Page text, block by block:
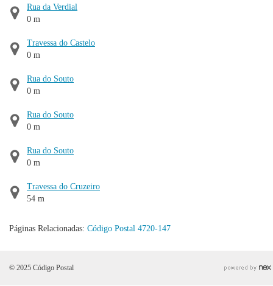
Rua da Verdial
0 m
Travessa do Castelo
0 m
Rua do Souto
0 m
Rua do Souto
0 m
Rua do Souto
0 m
Travessa do Cruzeiro
54 m
Páginas Relacionadas: Código Postal 4720-147
© 2025 Código Postal